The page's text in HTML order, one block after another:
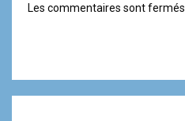
t
c
Les commentaires sont fermés